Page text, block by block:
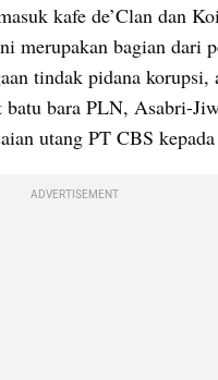
kafe de’Clan dan
merupakan bagian dari
tindak pidana korupsi,
bara PLN, Asabri-
utang PT CBS
ADVERTISEMENT